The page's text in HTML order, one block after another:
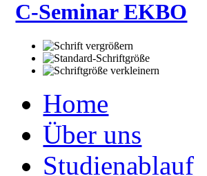
C-Seminar EKBO
Home
Über uns
Studienablauf